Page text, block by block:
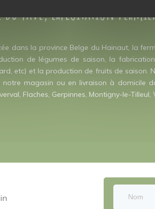
du pavé, exploitation
dans la province Belge du Hainaut, la
de légumes de saison, la
etc) et la production de fruits de saison.
notre magasin ou en livraison à domicile
Flaches, Gerpinnes, Montigny-le-Tilleul,